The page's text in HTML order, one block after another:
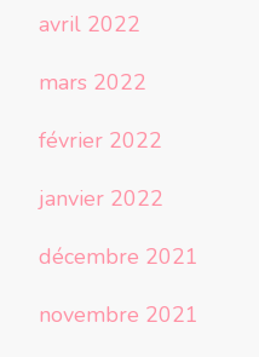
avril 2022
mars 2022
février 2022
janvier 2022
décembre 2021
novembre 2021